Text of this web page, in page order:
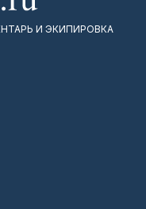
И ЭКИПИРОВКА